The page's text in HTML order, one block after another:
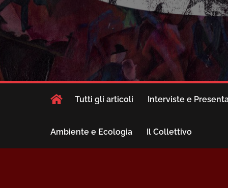
Tutti gli articoli Interviste e
Ambiente e Ecologia Il Collettivo